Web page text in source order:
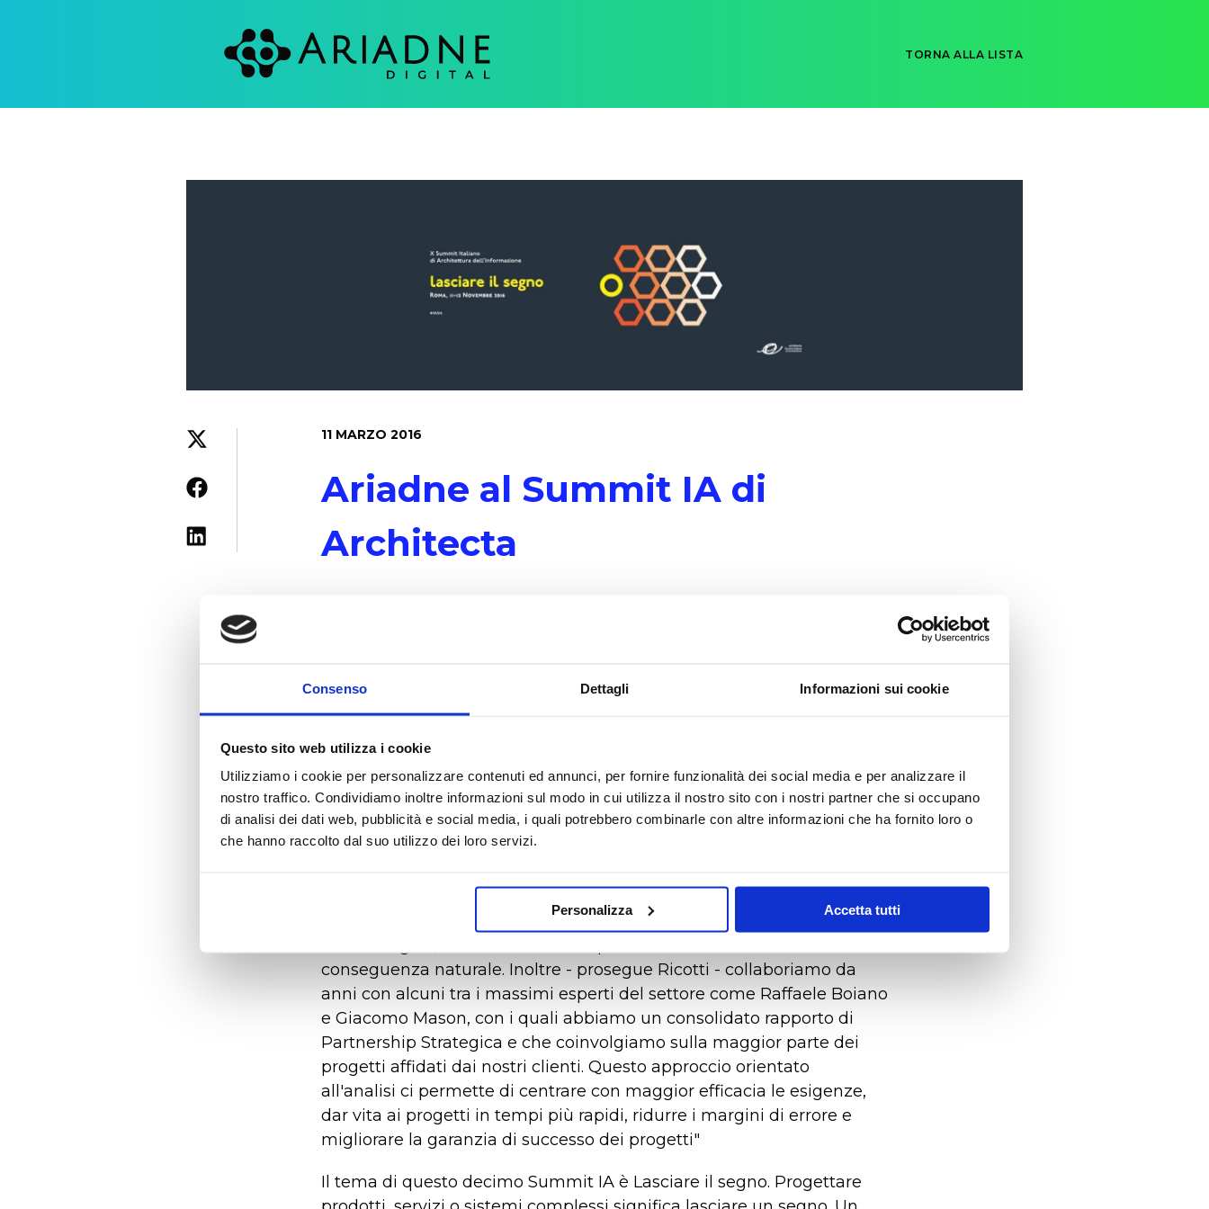
Consenso Dettagli Informazioni sui cookie
Questo sito web utilizza i cookie
Utilizziamo i cookie per personalizzare contenuti ed annunci, per fornire funzionalità dei social media e per analizzare il
nostro traffico. Condividiamo inoltre informazioni sul modo in cui utilizza il nostro sito con i nostri partner che si occupano
di analisi dei dati web, pubblicità e social media, i quali potrebbero combinarle con altre informazioni che ha fornito loro o
che hanno raccolto dal suo utilizzo dei loro servizi.
Personalizza Accetta tutti
TORNA ALLA LISTA
11 MARZO 2016
Ariadne al Summit IA di
Architecta
Quest'anno Ariadne è presente come Main Sponsor al Summit
sull'Architettura dell'Informazione organizzato per il 10° anno
aziende e tutti coloro che operano nel campo dell'architettura
dell'informazione e dell'user experience design.
"Molti si chiederanno cosa ci fa una società di web engineering a
questo evento dedicato alle pratiche di progettazione
integrante e assolutamente fondamentale del nostro approccio
conseguenza naturale. Inoltre - prosegue Ricotti - collaboriamo da
anni con alcuni tra i massimi esperti del settore come Raffaele Boiano
e Giacomo Mason, con i quali abbiamo un consolidato rapporto di
Partnership Strategica e che coinvolgiamo sulla maggior parte dei
progetti affidati dai nostri clienti. Questo approccio orientato
all'analisi ci permette di centrare con maggior efficacia le esigenze,
dar vita ai progetti in tempi più rapidi, ridurre i margini di errore e
migliorare la garanzia di successo dei progetti"
Il tema di questo decimo Summit IA è Lasciare il segno. Progettare